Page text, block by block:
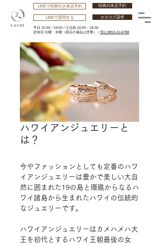
特典付来店予約
LINEで特典付き来店予約
カタログ請求
平日 10:30～19:00 / 土日祝 10:00～18:30
​定休日:火曜・水曜 （祝日の場合は営業） / TEL:0853-21-6788
LINEで質問する
ハワイアンジュエリーと
は？
今やファッションとしても定番のハワ
イアンジュエリーは豊かで美しい大自
然に囲まれた 19の島と環礁からなるハ
ワイ諸島から生まれたハワイの伝統的
なジュエリーです。
ハワイアンジュエリーはカメハメハ大
王を初代とするハワイ王朝最後の女